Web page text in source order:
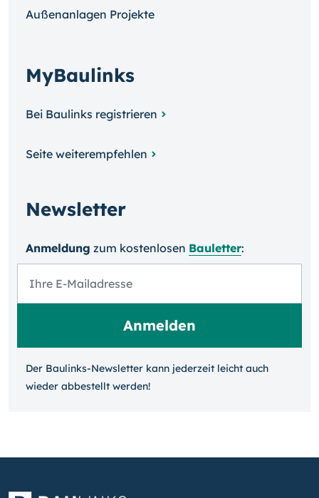
Außenanlagen Projekte
MyBaulinks
Bei Baulinks registrieren
Seite weiterempfehlen
Newsletter
Anmeldung zum kosten­losen Bauletter:
Der Baulinks-Newsletter kann jeder­zeit leicht auch
wieder ab­bestellt werden!